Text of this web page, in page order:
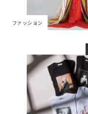
ファッション